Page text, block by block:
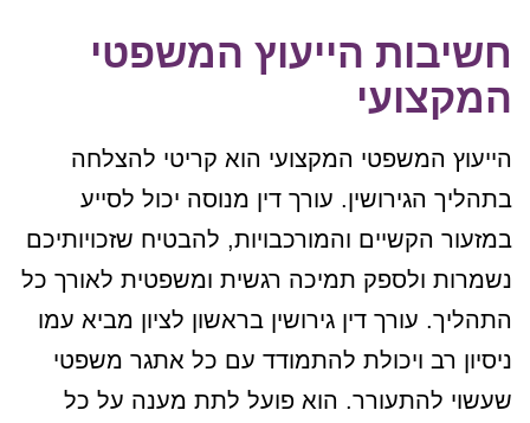
חשיבות הייעוץ המשפטי
המקצועי
הייעוץ המשפטי המקצועי הוא קריטי להצלחה
בתהליך הגירושין. עורך דין מנוסה יכול לסייע
במזעור הקשיים והמורכבויות, להבטיח שזכויותיכם
נשמרות ולספק תמיכה רגשית ומשפטית לאורך כל
התהליך. עורך דין גירושין בראשון לציון מביא עמו
ניסיון רב ויכולת להתמודד עם כל אתגר משפטי
שעשוי להתעורר. הוא פועל לתת מענה על כל